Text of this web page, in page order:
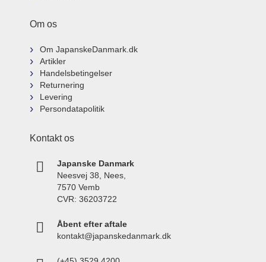
Om os
Om JapanskeDanmark.dk
Artikler
Handelsbetingelser
Returnering
Levering
Persondatapolitik
Kontakt os
Japanske Danmark
Neesvej 38, Nees,
7570 Vemb
CVR: 36203722
Åbent efter aftale
kontakt@japanskedanmark.dk